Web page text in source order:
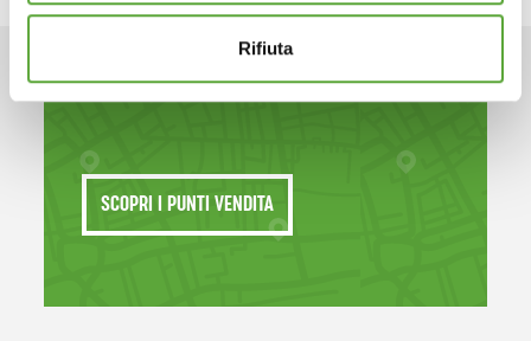
Rifiuta
PASSA A TROVARCI
SCOPRI I PUNTI VENDITA